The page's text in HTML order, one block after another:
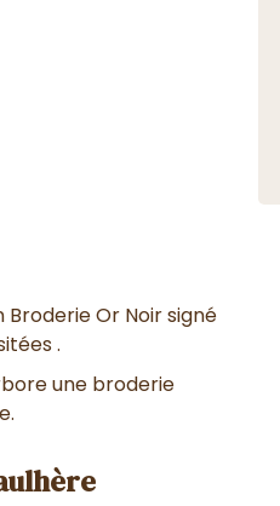
Or Noir signé
.
une broderie